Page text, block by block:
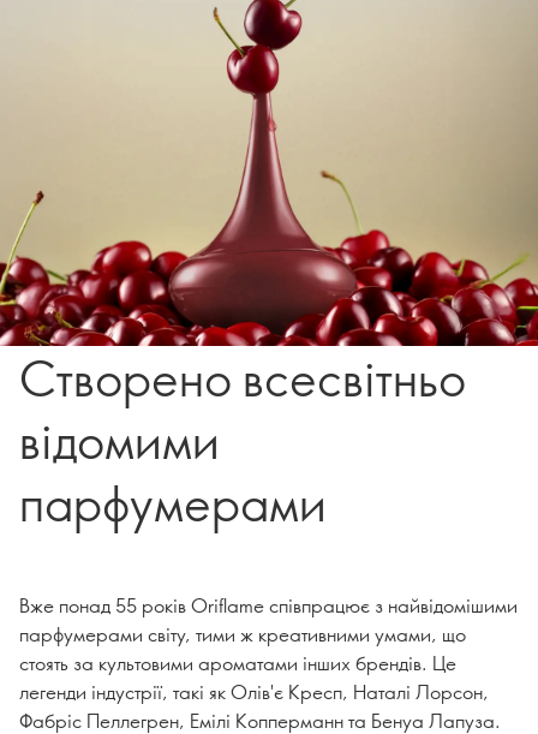
Створено всесвітньо
відомими
парфумерами
Вже понад 55 років Oriflame співпрацює з найвідомішими
парфумерами світу, тими ж креативними умами, що
стоять за культовими ароматами інших брендів. Це
легенди індустрії, такі як Олів'є Кресп, Наталі Лорсон,
Фабріс Пеллегрен, Емілі Копперманн та Бенуа Лапуза.